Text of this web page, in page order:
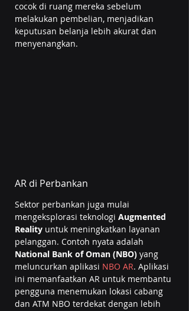
cocok di ruang mereka sebelum
melakukan pembelian, menjadikan
keputusan belanja lebih akurat dan
menyenangkan.
AR di Perbankan
Sektor perbankan juga mulai
mengeksplorasi teknologi Augmented
Reality untuk meningkatkan layanan
pelanggan. Contoh nyata adalah
National Bank of Oman (NBO) yang
meluncurkan aplikasi NBO AR. Aplikasi
ini memanfaatkan AR untuk membantu
pengguna menemukan lokasi cabang
dan ATM NBO terdekat dengan lebih